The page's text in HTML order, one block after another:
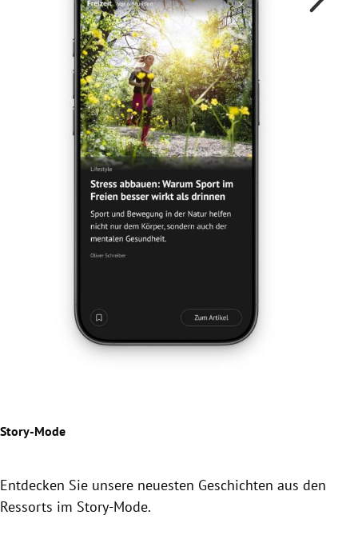
Story-Mode
Entdecken Sie unsere neuesten Geschichten aus den
Ressorts im Story-Mode.